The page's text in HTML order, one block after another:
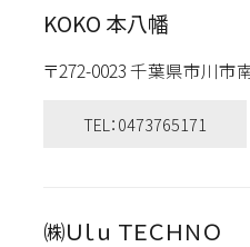
KOKO 本八幡
〒272-0023 千葉県市川市
TEL：0473765171
㈱Ｕｌｕ ＴＥＣＨＮＯ